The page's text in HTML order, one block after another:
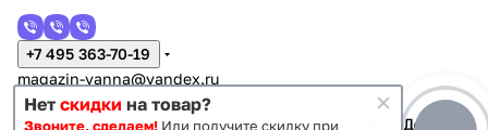
+7 495 363-70-19
magazin-vanna@yandex.ru
г. Москва, Митино, улица Пятницкое шоссе 47
Нет скидки на товар?
Звоните, сделаем! Или получите скидку при